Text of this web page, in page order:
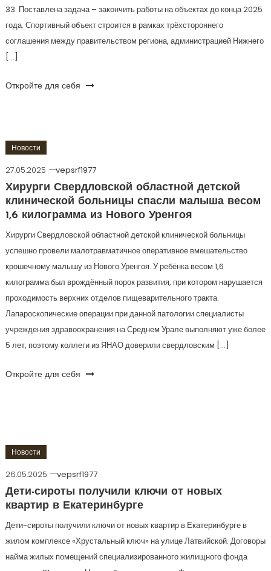
33. Поставлена задача – закончить работы на объектах до конца 2025
года. Спортивный объект строится в рамках трёхстороннего
соглашения между правительством региона, администрацией Нижнего
[…]
Откройте для себя
Новости
27.05.2025
vepsrf1977
Хирурги Свердловской областной детской
клинической больницы спасли малыша весом
1,6 килограмма из Нового Уренгоя
Хирурги Свердловской областной детской клинической больницы
успешно провели малотравматичное оперативное вмешательство
крошечному малышу из Нового Уренгоя. У ребёнка весом 1,6
килограмма был врождённый порок развития, при котором нарушается
проходимость верхних отделов пищеварительного тракта.
Лапароскопические операции при данной патологии специалисты
учреждения здравоохранения на Среднем Урале выполняют уже более
5 лет, поэтому коллеги из ЯНАО доверили свердловским […]
Откройте для себя
Новости
26.05.2025
vepsrf1977
Дети-сироты получили ключи от новых
квартир в Екатеринбурге
Дети-сироты получили ключи от новых квартир в Екатеринбурге в
жилом комплексе «Хрустальный ключ» на улице Латвийской. Договоры
найма жилых помещений специализированного жилищного фонда